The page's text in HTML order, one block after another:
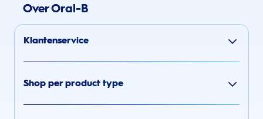
Over Oral-B
Klantenservice
Shop per product type